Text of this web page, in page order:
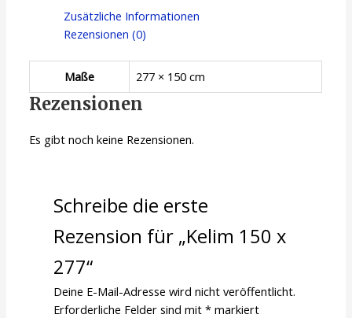
Zusätzliche Informationen
Rezensionen (0)
Maße 277 × 150 cm
Rezensionen
Es gibt noch keine Rezensionen.
Schreibe die erste
Rezension für „Kelim 150 x
277“
Deine E-Mail-Adresse wird nicht veröffentlicht.
Erforderliche Felder sind mit* markiert